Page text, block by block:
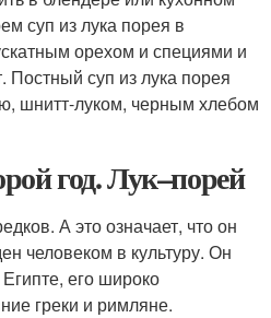
суп из лука порея в
орехом и специями и
Постный суп из лука порея
шнитт-луком, черным хлебом
год. Лук–порей
А это означает, что он
человеком в культуру. Он
его широко
греки и римляне.